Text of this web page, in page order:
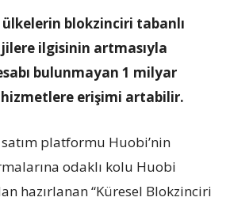
blokzinciri tabanlı
ilgisinin artmasıyla
bulunmayan 1 milyar
hizmetlere erişimi artabilir.
platformu Huobi’nin
odaklı kolu Huobi
hazırlanan “Küresel Blokzinciri